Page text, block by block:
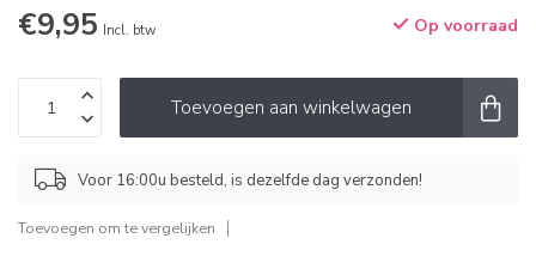
€9,95 Incl. btw Op voorraad
Toevoegen aan winkelwagen
Voor 16:00u besteld, is dezelfde dag verzonden!
Toevoegen om te vergelijken